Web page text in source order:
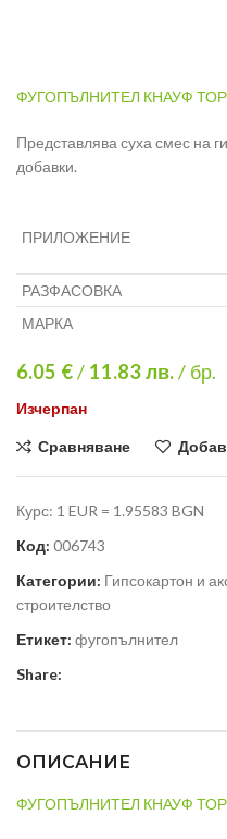
ФУГОПЪЛНИТЕЛ КНАУФ
Представлява суха смес на
добавки.
ПРИЛОЖЕНИЕ
РАЗФАСОВКА
МАРКА
6.05 €/ 11.83лв./ бр.
Изчерпан
Сравняване
Курс: 1 EUR = 1.95583 BGN
Код: 006743
Категории: Гипсокартон и
строителство
Етикет: фугопълнител
Share:
ОПИСАНИЕ
ФУГОПЪЛНИТЕЛ КНАУФ